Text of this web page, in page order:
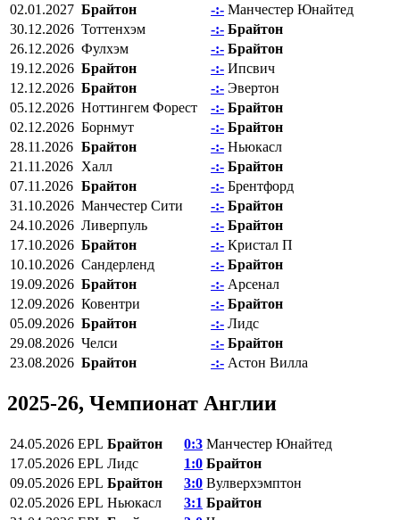
02.01.2027 Брайтон -:- Манчестер Юнайтед
30.12.2026 Тоттенхэм -:- Брайтон
26.12.2026 Фулхэм -:- Брайтон
19.12.2026 Брайтон -:- Ипсвич
12.12.2026 Брайтон -:- Эвертон
05.12.2026 Ноттингем Форест -:- Брайтон
02.12.2026 Борнмут -:- Брайтон
28.11.2026 Брайтон -:- Ньюкасл
21.11.2026 Халл -:- Брайтон
07.11.2026 Брайтон -:- Брентфорд
31.10.2026 Манчестер Сити -:- Брайтон
24.10.2026 Ливерпуль -:- Брайтон
17.10.2026 Брайтон -:- Кристал П
10.10.2026 Сандерленд -:- Брайтон
19.09.2026 Брайтон -:- Арсенал
12.09.2026 Ковентри -:- Брайтон
05.09.2026 Брайтон -:- Лидс
29.08.2026 Челси -:- Брайтон
23.08.2026 Брайтон -:- Астон Вилла
2025-26, Чемпионат Англии
24.05.2026 EPL Брайтон 0:3 Манчестер Юнайтед
17.05.2026 EPL Лидс 1:0 Брайтон
09.05.2026 EPL Брайтон 3:0 Вулверхэмптон
02.05.2026 EPL Ньюкасл 3:1 Брайтон